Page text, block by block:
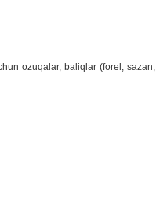
ozuqalar, baliqlar (forel, sazan,